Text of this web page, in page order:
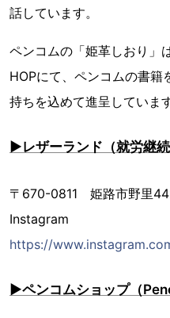
話しています。
ペンコムの「姫革しおり」
HOPにて、ペンコムの書籍
持ちを込めて進呈しています
▶レザーランド（就労継続
〒670-0811 姫路市野里
Instagram
https://
▶ペンコムショップ（